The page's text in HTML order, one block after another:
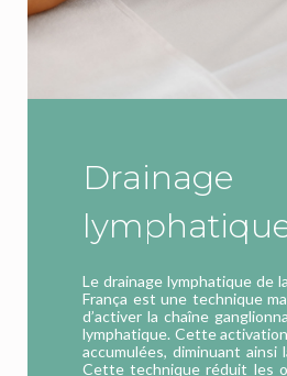
Drainage
Le drainage lymphatique de
França est une technique
d’activer la chaîne
lymphatique. Cette
accumulées, diminuant ainsi
Cette technique réduit les